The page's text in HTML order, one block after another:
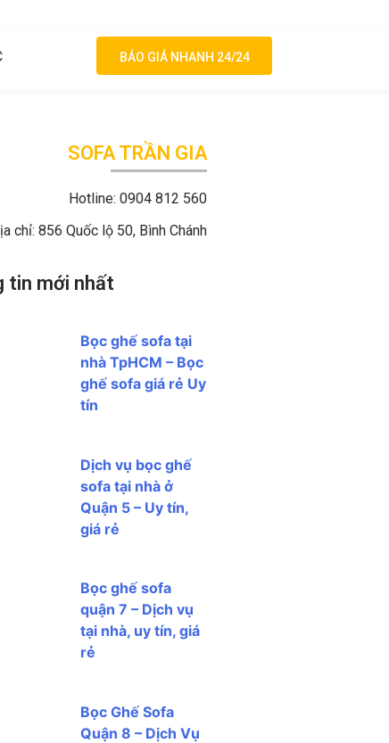
BÁO GIÁ NHANH 24/24
SOFA TRẦN GIA
Hotline: 0904 812 560
chỉ: 856 Quốc lộ 50, Bình Chánh
tin mới nhất
Bọc ghế sofa tại
nhà TpHCM – Bọc
ghế sofa giá rẻ Uy
tín
Dịch vụ bọc ghế
sofa tại nhà ở
Quận 5 – Uy tín,
giá rẻ
Bọc ghế sofa
quận 7 – Dịch vụ
tại nhà, uy tín, giá
rẻ
Bọc Ghế Sofa
Quận 8 – Dịch Vụ